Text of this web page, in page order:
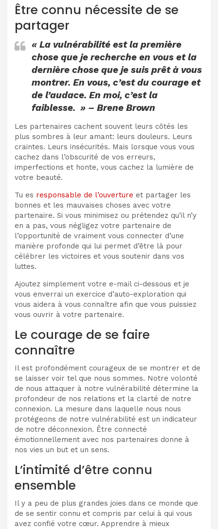
Être connu nécessite de se
partager
« La vulnérabilité est la première
chose que je recherche en vous et la
dernière chose que je suis prêt à vous
montrer. En vous, c’est du courage et
de l’audace. En moi, c’est la
faiblesse. » – Brene Brown
Les partenaires cachent souvent leurs côtés les
plus sombres à leur amant: leurs douleurs. Leurs
craintes. Leurs insécurités. Mais lorsque vous vous
cachez dans l’obscurité de vos erreurs,
imperfections et honte, vous cachez la lumière de
votre beauté.
Tu es responsable de l’ouverture et partager les
bonnes et les mauvaises choses avec votre
partenaire. Si vous minimisez ou prétendez qu’il n’y
en a pas, vous négligez votre partenaire de
l’opportunité de vraiment vous connecter d’une
manière profonde qui lui permet d’être là pour
célébrer les victoires et vous soutenir dans vos
luttes.
Ajoutez simplement votre e-mail ci-dessous et je
vous enverrai un exercice d’auto-exploration qui
vous aidera à vous connaître afin que vous puissiez
vous ouvrir à votre partenaire.
Le courage de se faire
connaître
Il est profondément courageux de se montrer et de
se laisser voir tel que nous sommes. Notre volonté
de nous attaquer à notre vulnérabilité détermine la
profondeur de nos relations et la clarté de notre
connexion. La mesure dans laquelle nous nous
protégeons de notre vulnérabilité est un indicateur
de notre déconnexion. Être connecté
émotionnellement avec nos partenaires donne à
nos vies un but et un sens.
L’intimité d’être connu
ensemble
Il y a peu de plus grandes joies dans ce monde que
de se sentir connu et compris par celui à qui vous
avez confié votre cœur. Apprendre à mieux